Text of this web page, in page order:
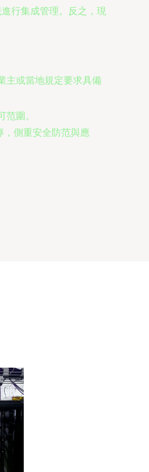
行集成管理。反之，現
主或當地規定要求具備
圍。
，側重安全防范與應